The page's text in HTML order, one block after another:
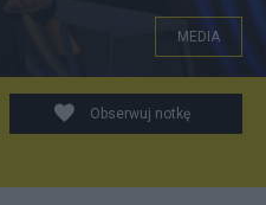
teleturniej "1 z 10" w TVP.
MEDIA
Obserwuj notkę